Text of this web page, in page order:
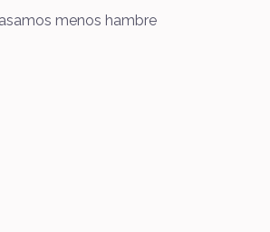
menos hambre